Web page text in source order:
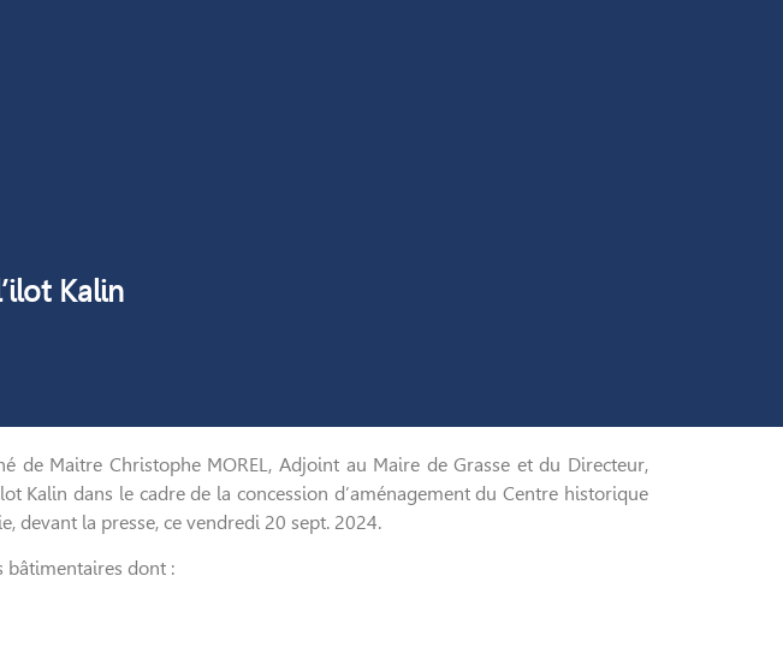
Kalin
de Maitre Christophe MOREL, Adjoint au Maire de Grasse et du Directeur,
Kalin dans le cadre de la concession d’aménagement du Centre historique
devant la presse, ce vendredi 20 sept. 2024.
bâtimentaires dont :